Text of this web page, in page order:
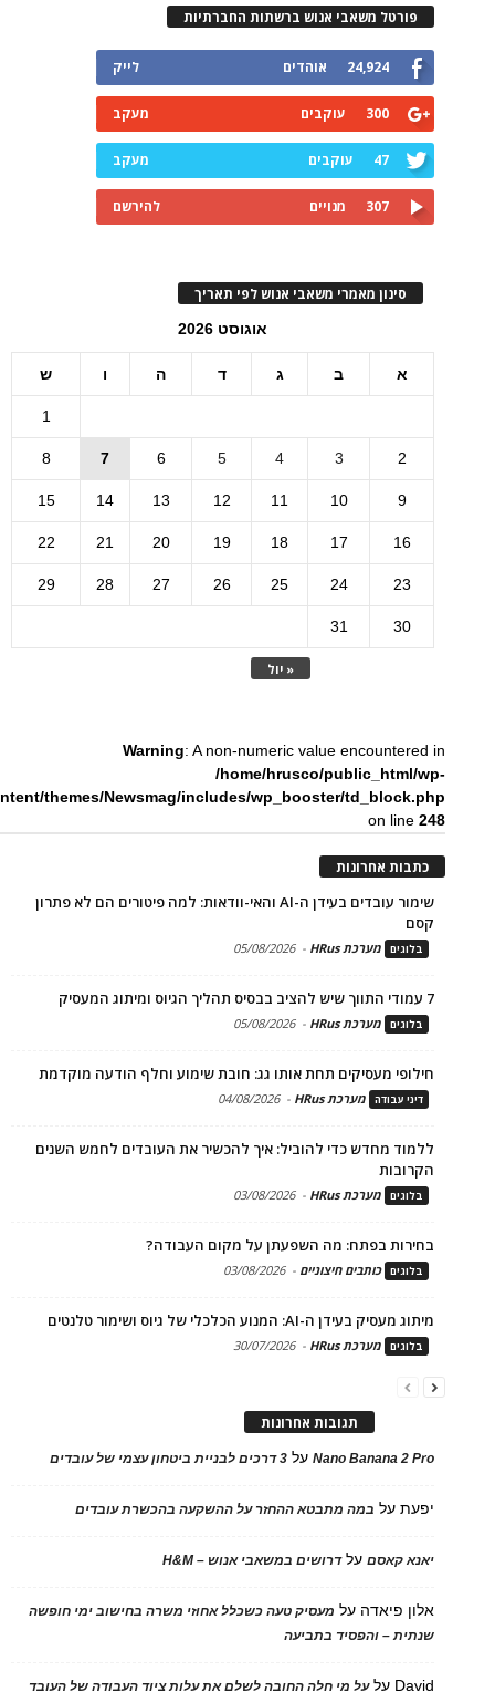
פורטל משאבי אנוש ברשתות החברתיות
24,924 אוהדים לייק
300 עוקבים מעקב
47 עוקבים מעקב
307 מנויים להירשם
סינון מאמרי משאבי אנוש לפי תאריך
אוגוסט 2026
א ב ג ד ה ו ש
« יול
1
2
3
4
5
6
7
8
9
10
11
12
13
14
15
16
17
18
19
20
21
22
23
24
25
26
27
28
29
30
31
Warning: A non-numeric value encountered in
/home/hrusco/public_html/wp-
themes/Newsmag/includes/wp_booster/td_block.php
on line248
כתבות אחרונות
שימור עובדים בעידן ה-AI והאי-וודאות: למה פיטורים הם לא פתרון
קסם
בלוגים מערכת HRus -
05/08/2026
7 עמודי התווך שיש להציב בבסיס תהליך הגיוס ומיתוג המעסיק
בלוגים מערכת HRus -
05/08/2026
חילופי מעסיקים תחת אותו גג: חובת שימוע וחלף הודעה מוקדמת
דיני עבודה מערכת HRus -
04/08/2026
ללמוד מחדש כדי להוביל: איך להכשיר את העובדים לחמש השנים
הקרובות
בלוגים מערכת HRus -
03/08/2026
בחירות בפתח: מה השפעתן על מקום העבודה?
בלוגים כותבים חיצוניים -
03/08/2026
מיתוג מעסיק בעידן ה-AI: המנוע הכלכלי של גיוס ושימור טלנטים
בלוגים מערכת HRus -
30/07/2026
תגובות אחרונות
Nano Banana 2 Proעל 3 דרכים לבניית ביטחון עצמי של עובדים
יפעתעל במה מתבטא ההחזר על ההשקעה בהכשרת עובדים
יאנא קאסםעלדרושים במשאבי אנוש – H&M
אלון פיאדה על מעסיק טעה כשכלל אחוזי משרה בחישוב ימי חופשה
שנתית – והפסיד בתביעה
David עלעל מי חלה החובה לשלם את עלות ציוד העבודה של העובד